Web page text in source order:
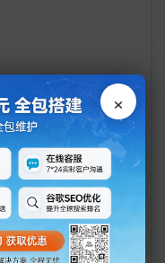
×